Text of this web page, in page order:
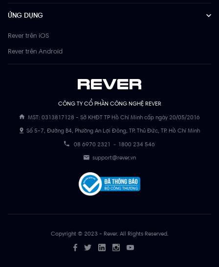
CÔNG TY CỔ PHẦN CÔNG NGHỆ REVER
MST: 0313817128 - Sở KHĐT TP Hồ Chí Minh cấp ngày 20/05/2016
Số 5-7, Đường B4, Phường An Lợi Đông, TP. Thủ Đức, TP. Hồ Chí Minh
08 6970 2321 - 1800 234 546
support@rever.vn
ỨNG DỤNG
Rever trên iOS
Rever trên Android
Copyright © 2023 - Rever. All Rights Reserved.